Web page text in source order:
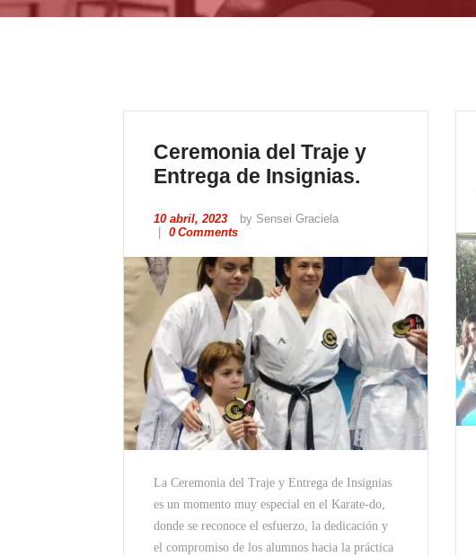
Ceremonia del Traje y
Entrega de Insignias.
10 abril, 2023
by Sensei Graciela
0 Comments
La Ceremonia del Traje y Entrega de Insignias
es un momento muy especial en el Karate-do,
donde se reconoce el esfuerzo, la dedicación y
el compromiso de los alumnos hacia la práctica